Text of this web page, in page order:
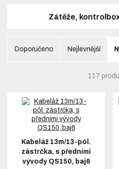
Zátěže,
Doporučeno Nejlevnější
117
Kabeláž 13m/13-pól.
zástrčka, s předními
vývody QS150, baj6